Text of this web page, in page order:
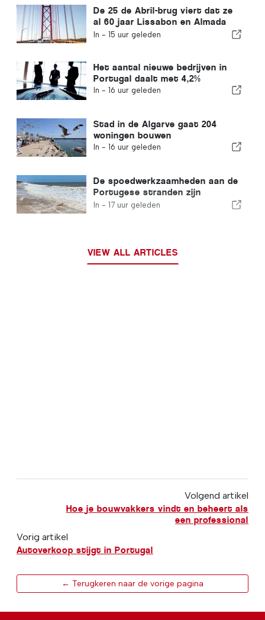
De 25 de Abril-brug viert dat ze
al 60 jaar Lissabon en Almada
met elkaar verbindt
In - 15 uur geleden
Het aantal nieuwe bedrijven in
Portugal daalt met 4,2%
In - 16 uur geleden
Stad in de Algarve gaat 204
woningen bouwen
In - 16 uur geleden
De spoedwerkzaamheden aan de
Portugese stranden zijn
afgerond
In - 17 uur geleden
VIEW ALL ARTICLES
Volgend artikel
Hoe je bouwvakkers vindt en beheert als
een professional
Vorig artikel
Autoverkoop stijgt in Portugal
← Terugkeren naar de vorige pagina